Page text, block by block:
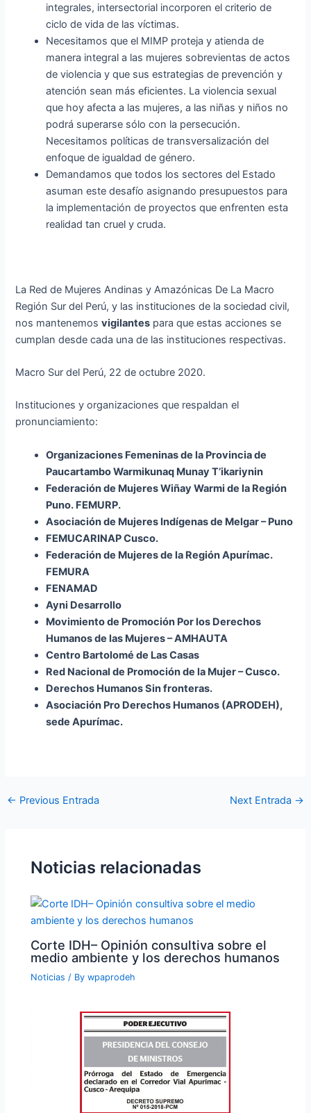
integrales, intersectorial incorporen el criterio de
ciclo de vida de las víctimas.
Necesitamos que el MIMP proteja y atienda de
manera integral a las mujeres sobrevientas de actos
de violencia y que sus estrategias de prevención y
atención sean más eficientes. La violencia sexual
que hoy afecta a las mujeres, a las niñas y niños no
podrá superarse sólo con la persecución.
Necesitamos políticas de transversalización del
enfoque de igualdad de género.
Demandamos que todos los sectores del Estado
asuman este desafío asignando presupuestos para
la implementación de proyectos que enfrenten esta
realidad tan cruel y cruda.
La Red de Mujeres Andinas y Amazónicas De La Macro
Región Sur del Perú, y las instituciones de la sociedad civil,
nos mantenemosvigilantes para que estas acciones se
cumplan desde cada una de las instituciones respectivas.
Macro Sur del Perú, 22 de octubre 2020.
Instituciones y organizaciones que respaldan el
pronunciamiento:
Organizaciones Femeninas de la Provincia de
Paucartambo Warmikunaq Munay T’ikariynin
Federación de Mujeres Wiñay Warmi de la Región
Puno. FEMURP.
Asociación de Mujeres Indígenas de Melgar – Puno
FEMUCARINAP Cusco.
Federación de Mujeres de la Región Apurímac.
FEMURA
FENAMAD
Ayni Desarrollo
Movimiento de Promoción Por los Derechos
Humanos de las Mujeres – AMHAUTA
Centro Bartolomé de Las Casas
Red Nacional de Promoción de la Mujer – Cusco.
Derechos Humanos Sin fronteras.
Asociación Pro Derechos Humanos (APRODEH),
sede Apurímac.
← Previous Entrada Next Entrada →
Noticias relacionadas
Corte IDH– Opinión consultiva sobre el
medio ambiente y los derechos humanos
Noticias / Bywpaprodeh